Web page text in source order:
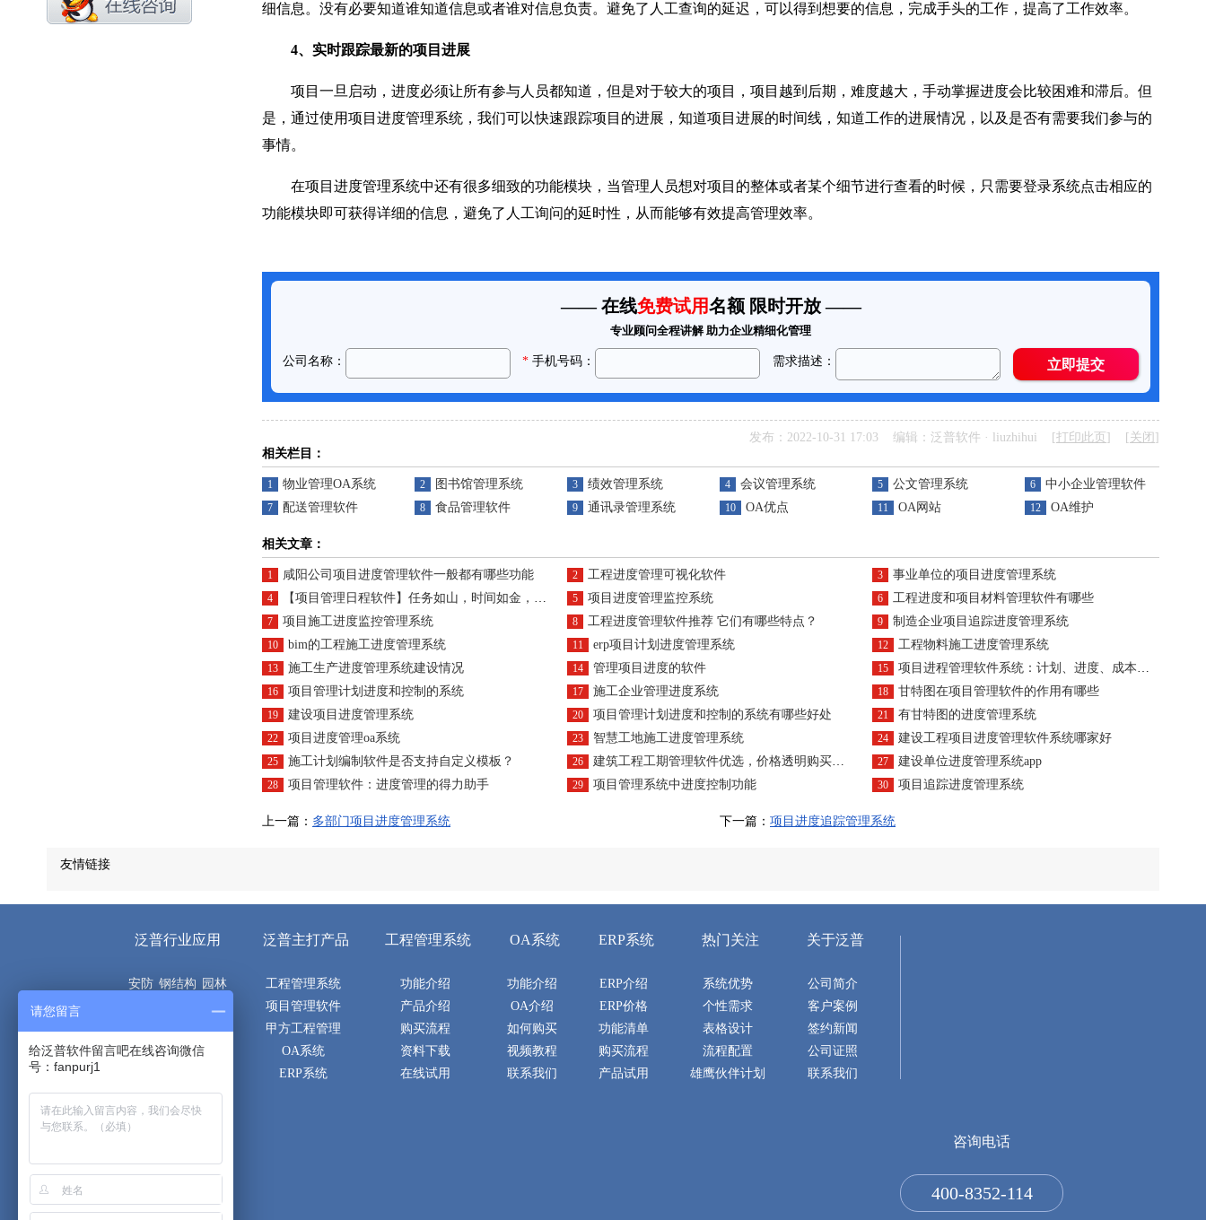
细信息。没有必要知道谁知道信息或者谁对信息负责。避免了人工查询的延迟，可以得到想要的信息，完成手头的工作，提高了工作效率。
4、实时跟踪最新的项目进展
项目一旦启动，进度必须让所有参与人员都知道，但是对于较大的项目，项目越到后期，难度越大，手动掌握进度会比较困难和滞后。但
是，通过使用项目进度管理系统，我们可以快速跟踪项目的进展，知道项目进展的时间线，知道工作的进展情况，以及是否有需要我们参与的
事情。
在项目进度管理系统中还有很多细致的功能模块，当管理人员想对项目的整体或者某个细节进行查看的时候，只需要登录系统点击相应的
功能模块即可获得详细的信息，避免了人工询问的延时性，从而能够有效提高管理效率。
发布：2022-10-31 17:03 编辑：泛普软件 · liuzhihui [打印此页 ] [关闭 ]
相关栏目：
1 物业管理OA系统 2 图书馆管理系统 3 绩效管理系统 4 会议管理系统 5 公文管理系统 6 中小企业管理软件
7 配送管理软件 8 食品管理软件 9 通讯录管理系统 10 OA优点 11 OA网站 12 OA维护
相关文章：
1 咸阳公司项目进度管理软件一般都有哪些功能 2 工程进度管理可视化软件 3 事业单位的项目进度管理系统
4 【项目管理日程软件】任务如山，时间如金，风险如虎，变更如潮 5 项目进度管理监控系统 6 工程进度和项目材料管理软件有哪些
7 项目施工进度监控管理系统 8 工程进度管理软件推荐 它们有哪些特点？ 9 制造企业项目追踪进度管理系统
10 bim的工程施工进度管理系统 11 erp项目计划进度管理系统 12 工程物料施工进度管理系统
13 施工生产进度管理系统建设情况 14 管理项目进度的软件 15 项目进程管理软件系统：计划、进度、成本、变更全面管理，让项目执行更高效
16 项目管理计划进度和控制的系统 17 施工企业管理进度系统 18 甘特图在项目管理软件的作用有哪些
19 建设项目进度管理系统 20 项目管理计划进度和控制的系统有哪些好处 21 有甘特图的进度管理系统
22 项目进度管理oa系统 23 智慧工地施工进度管理系统 24 建设工程项目进度管理软件系统哪家好
25 施工计划编制软件是否支持自定义模板？ 26 建筑工程工期管理软件优选，价格透明购买无忧 27 建设单位进度管理系统app
28 项目管理软件：进度管理的得力助手 29 项目管理系统中进度控制功能 30 项目追踪进度管理系统
上一篇： 多部门项目进度管理系统 下一篇： 项目进度追踪管理系统
友情链接
泛普行业应用
安防 钢结构 园林
空调 建筑 土建
隧道 桥梁 路桥
泛普主打产品
工程管理系统
项目管理软件
甲方工程管理
OA系统
ERP系统
工程管理系统
功能介绍
产品介绍
购买流程
资料下载
在线试用
OA系统
功能介绍
OA介绍
如何购买
视频教程
联系我们
ERP系统
ERP介绍
ERP价格
功能清单
购买流程
产品试用
热门关注
系统优势
个性需求
表格设计
流程配置
雄鹰伙伴计划
关于泛普
公司简介
客户案例
签约新闻
公司证照
联系我们
咨询电话
400-8352-114
请您留言
给泛普软件留言吧在线咨询微信
号：fanpurj1